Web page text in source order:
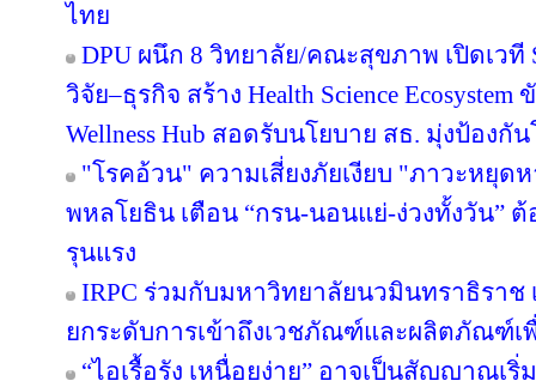
ไทย
DPU ผนึก 8 วิทยาลัย/คณะสุขภาพ เปิดเวที
วิจัย–ธุรกิจ สร้าง Health Science
Wellness Hub สอดรับนโยบาย สธ. มุ่งป้องกั
"โรคอ้วน" ความเสี่ยงภัยเงียบ "ภาวะหยุ
พหลโยธิน เตือน “กรน-นอนแย่-ง่วงทั้งวัน”
รุนแรง
IRPC ร่วมกับมหาวิทยาลัยนวมินทราธิราช เ
ยกระดับการเข้าถึงเวชภัณฑ์และผลิตภัณฑ์เ
“ไอเรื้อรัง เหนื่อยง่าย” อาจเป็นสัญญาณเ